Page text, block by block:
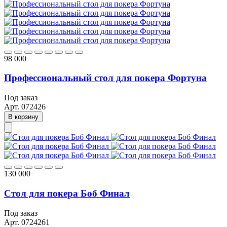
98 000
Профессиональный стол для покера Фортуна
Под заказ
Арт. 072426
В корзину
130 000
Стол для покера Боб Финал
Под заказ
Арт. 0724261